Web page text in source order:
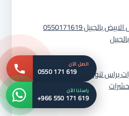
شركة مكافحة النمل الابيض بالجبيل 0550171619
شركة مكافحة حشرات براس تنورة 0550171619 رش
اتصل الآن
0550 171 619
راسلنا الآن
+966 550 171 619